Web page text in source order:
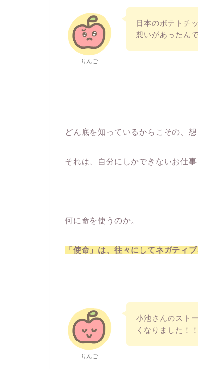
りんご
日本のポテトチ
想いがあったん
どん底を知っているからこその、
それは、自分にしかできないお仕事
何に命を使うのか。
「使命」は、往々にしてネガティ
りんご
小池さんのスト
くなりました！！